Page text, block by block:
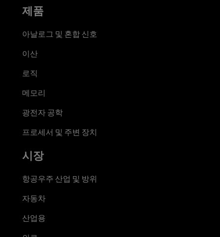
제품
아날로그 및 혼합 신호
이산
로직
메모리
광전자 공학
프로세서 및 주변 장치
시장
항공우주 산업 및 방위
자동차
산업용